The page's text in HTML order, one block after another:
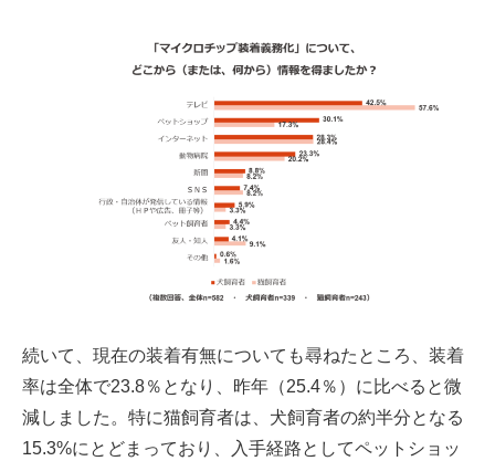
続いて、現在の装着有無についても尋ねたところ、装着
率は全体で23.8％となり、昨年（25.4％）に比べると微
減しました。特に猫飼育者は、犬飼育者の約半分となる
15.3%にとどまっており、入手経路としてペットショッ